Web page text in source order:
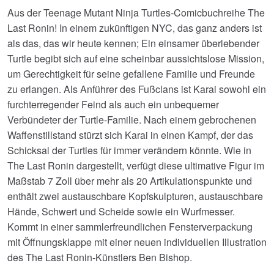
€52.85€36.82.
Aus der Teenage Mutant Ninja Turtles-Comicbuchreihe The
Last Ronin! In einem zukünftigen NYC, das ganz anders ist
als das, das wir heute kennen; Ein einsamer überlebender
Turtle begibt sich auf eine scheinbar aussichtslose Mission,
um Gerechtigkeit für seine gefallene Familie und Freunde
zu erlangen. Als Anführer des Fußclans ist Karai sowohl ein
furchterregender Feind als auch ein unbequemer
Verbündeter der Turtle-Familie. Nach einem gebrochenen
Waffenstillstand stürzt sich Karai in einen Kampf, der das
Schicksal der Turtles für immer verändern könnte. Wie in
The Last Ronin dargestellt, verfügt diese ultimative Figur im
Maßstab 7 Zoll über mehr als 20 Artikulationspunkte und
enthält zwei austauschbare Kopfskulpturen, austauschbare
Hände, Schwert und Scheide sowie ein Wurfmesser.
Kommt in einer sammlerfreundlichen Fensterverpackung
mit Öffnungsklappe mit einer neuen individuellen Illustration
des The Last Ronin-Künstlers Ben Bishop.